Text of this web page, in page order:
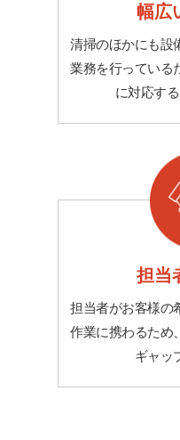
幅広
清掃のほかにも設
業務を行っている
に対応す
担当
担当者がお客様の
作業に携わるため
ギャッ